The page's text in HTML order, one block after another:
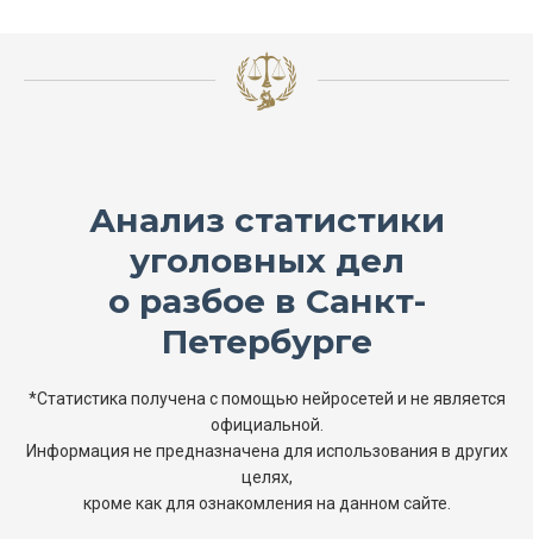
Анализ статистики
уголовных дел
о разбое в Санкт-
Петербурге
*Статистика получена с помощью нейросетей и не является
официальной.
Информация не предназначена для использования в других
целях,
кроме как для ознакомления на данном сайте.